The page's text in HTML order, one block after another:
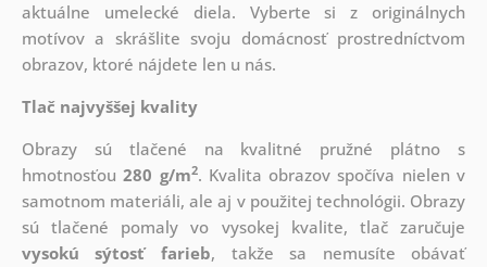
aktuálne umelecké diela. Vyberte si z originálnych
motívov a skrášlite svoju domácnosť prostredníctvom
obrazov, ktoré nájdete len u nás.
Tlač najvyššej kvality
Obrazy sú tlačené na kvalitné pružné plátno s
hmotnosťou280 g/m2. Kvalita obrazov spočíva nielen v
samotnom materiáli, ale aj v použitej technológii. Obrazy
sú tlačené pomaly vo vysokej kvalite, tlač zaručuje
vysokú sýtosť farieb, takže sa nemusíte obávať